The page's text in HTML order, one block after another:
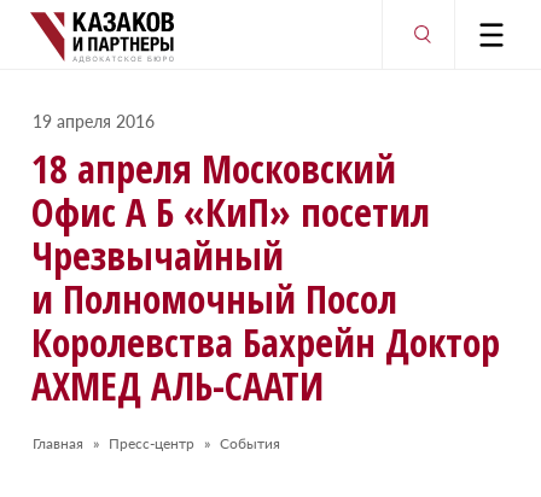
19 апреля 2016
18 апреля Московский
Офис А Б«КиП» посетил
Чрезвычайный
и Полномочный Посол
Королевства Бахрейн Доктор
АХМЕД АЛЬ-СААТИ
Главная Пресс-центр События